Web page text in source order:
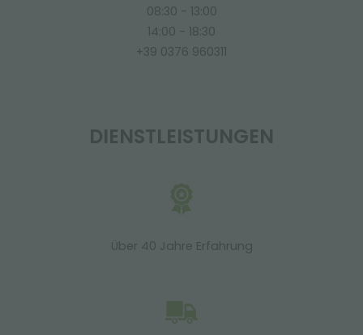
08:30 - 13:00
14:00 - 18:30
+39 0376 960311
DIENSTLEISTUNGEN
Über 40 Jahre Erfahrung